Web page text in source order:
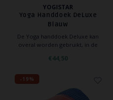
YOGISTAR
Yoga Handdoek DeLuxe
Blauw
De Yoga handdoek Deluxe kan
overal worden gebruikt, in de
kan de handdoek gebruikt worden
€44,50
-19%